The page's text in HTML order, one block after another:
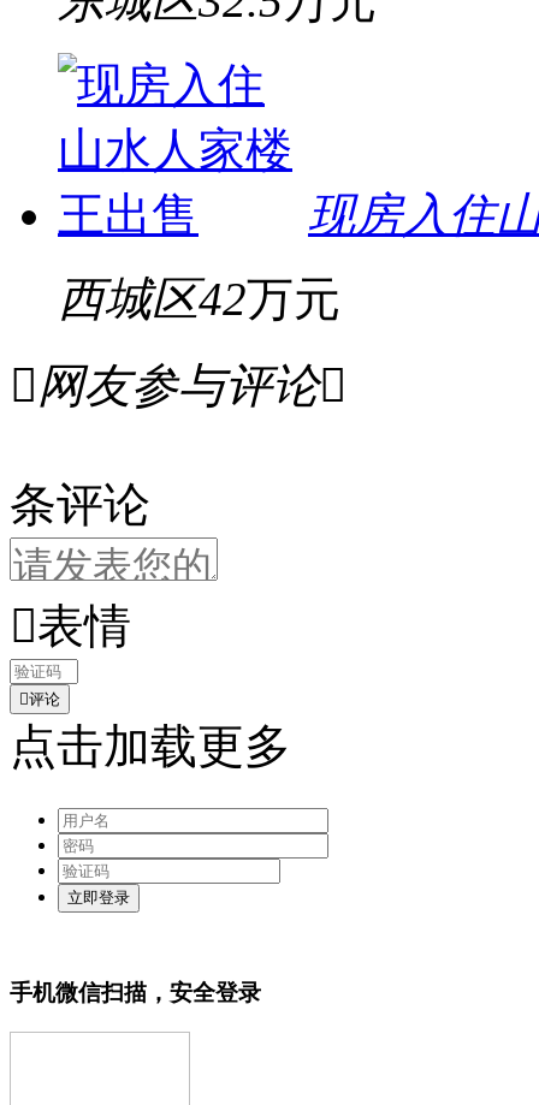
现房入住
西城区42万元
网友参与评论
条评论
表情
评论
点击加载更多
手机微信扫描，安全登录